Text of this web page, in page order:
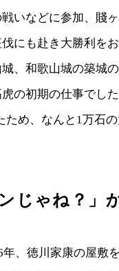
いなどに参加、賤
にも赴き大勝利を
、和歌山城の築城
の初期の仕事でし
め、なんと1万石の
じゃね？」
、徳川家康の屋敷